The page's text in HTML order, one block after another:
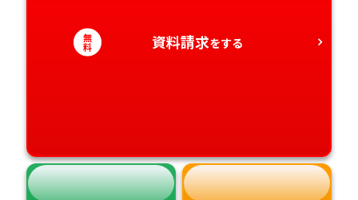
愛知県
香川県
宮崎県
無
料 資料請求をする